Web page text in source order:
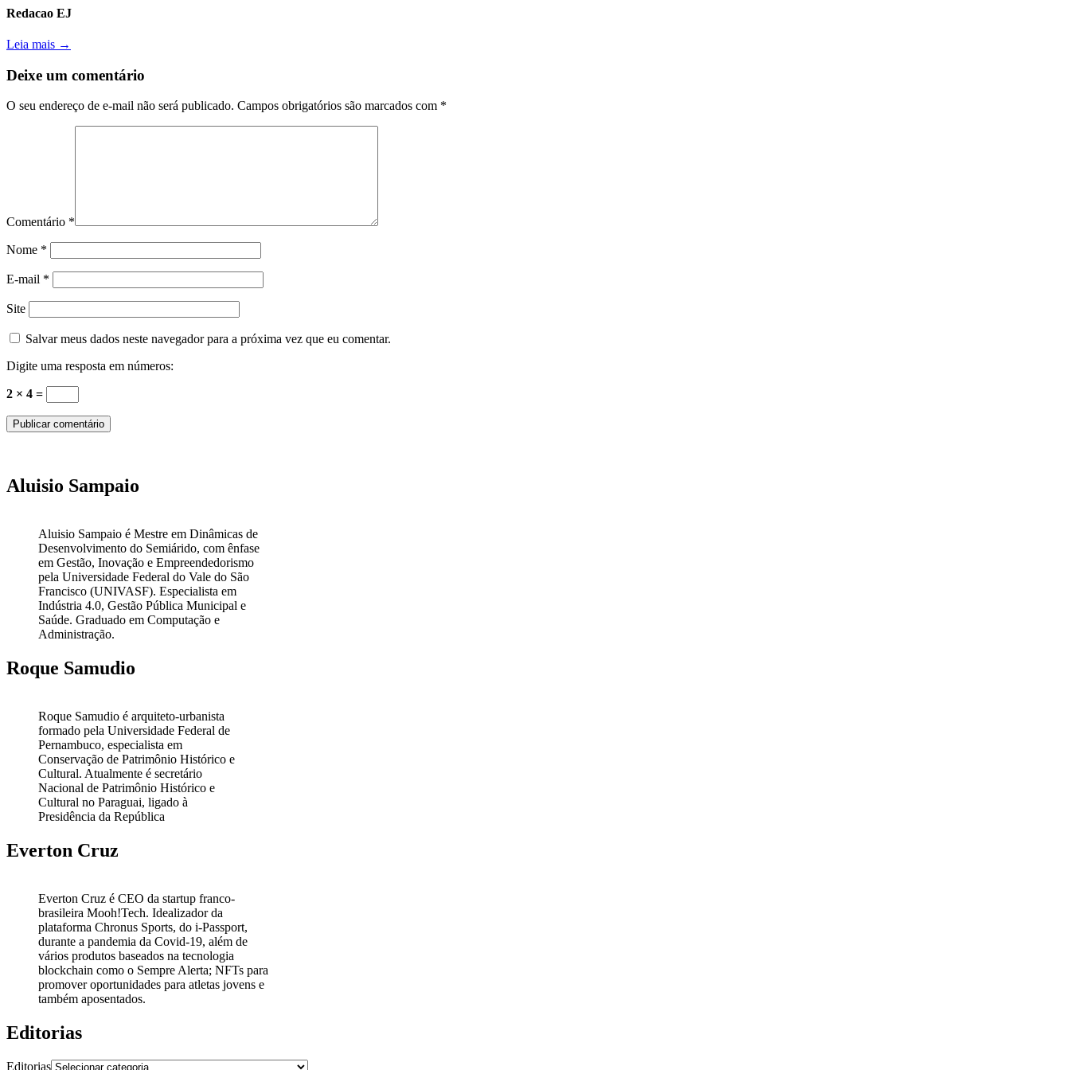
Redacao EJ
Leia mais →
Deixe um comentário
O seu endereço de e-mail não será publicado. Campos obrigatórios são marcados com *
Comentário *
Nome *
E-mail *
Site
Salvar meus dados neste navegador para a próxima vez que eu comentar.
Digite uma resposta em números:
2 × 4 =
Aluisio Sampaio
Aluisio Sampaio é Mestre em Dinâmicas de
Desenvolvimento do Semiárido, com ênfase
em Gestão, Inovação e Empreendedorismo
pela Universidade Federal do Vale do São
Francisco (UNIVASF). Especialista em
Indústria 4.0, Gestão Pública Municipal e
Saúde. Graduado em Computação e
Administração.
Roque Samudio
Roque Samudio é arquiteto-urbanista
formado pela Universidade Federal de
Pernambuco, especialista em
Conservação de Patrimônio Histórico e
Cultural. Atualmente é secretário
Nacional de Patrimônio Histórico e
Cultural no Paraguai, ligado à
Presidência da República
Everton Cruz
Everton Cruz é CEO da startup franco-
brasileira Mooh!Tech. Idealizador da
plataforma Chronus Sports, do i-Passport,
durante a pandemia da Covid-19, além de
vários produtos baseados na tecnologia
blockchain como o Sempre Alerta; NFTs para
promover oportunidades para atletas jovens e
também aposentados.
Editorias
Editorias